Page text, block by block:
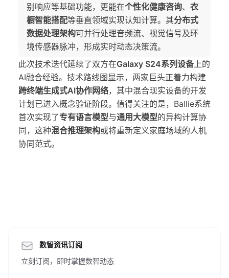
别响应等基础功能，更能在个性化健康咨询、 衣
橱智能搭配等垂直领域实现认知计算。其分布式
数据处理架构可并行处理音频流、视觉信号及环
境传感器脉冲，形成实时动态决策流。
此次技术迭代延续了双方在Galaxy S24系列设备上的
AI融合经验。技术路线图显示，两家巨头正着力构建
跨终端生成式AI协作网络，其中混合现实设备的开发
计划已进入概念验证阶段。值得关注的是，Ballie系统
首次实现了专有语言模型与通用大模型的异构计算协
同，这种混合推理架构或将重新定义家庭场域的人机
协同范式。
数智资讯订阅
立刻订阅，即时掌握数智动态